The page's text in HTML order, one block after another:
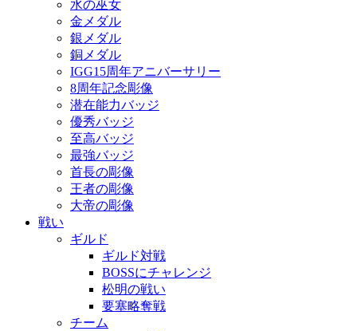
水の巫女
金メダル
銀メダル
銅メダル
IGG15周年アニバーサリー
8周年記念彫像
潜在能力バッジ
優秀バッジ
至高バッジ
最強バッジ
首長の彫像
王者の彫像
大帝の彫像
戦い
ギルド
ギルド対戦
BOSSにチャレンジ
松明の戦い
要塞略奪戦
チーム